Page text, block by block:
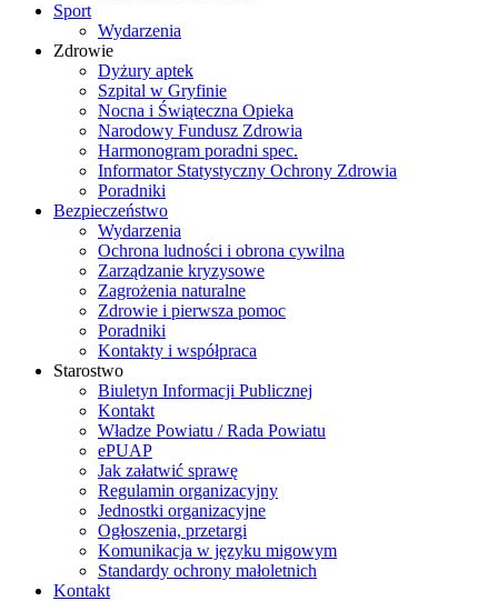
Sport
Wydarzenia
Zdrowie
Dyżury aptek
Szpital w Gryfinie
Nocna i Świąteczna Opieka
Narodowy Fundusz Zdrowia
Harmonogram poradni spec.
Informator Statystyczny Ochrony Zdrowia
Poradniki
Bezpieczeństwo
Wydarzenia
Ochrona ludności i obrona cywilna
Zarządzanie kryzysowe
Zagrożenia naturalne
Zdrowie i pierwsza pomoc
Poradniki
Kontakty i współpraca
Starostwo
Biuletyn Informacji Publicznej
Kontakt
Władze Powiatu / Rada Powiatu
ePUAP
Jak załatwić sprawę
Regulamin organizacyjny
Jednostki organizacyjne
Ogłoszenia, przetargi
Komunikacja w języku migowym
Standardy ochrony małoletnich
Kontakt